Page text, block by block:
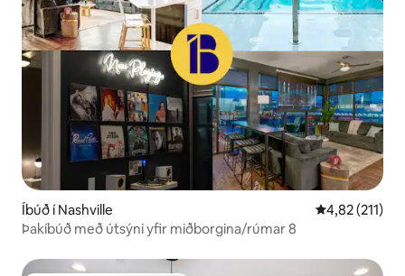
Íbúð í Nashville 4,82 af 5 í
4,82 (211)
Þakíbúð með útsýni yfir miðborgina/rúmar 8